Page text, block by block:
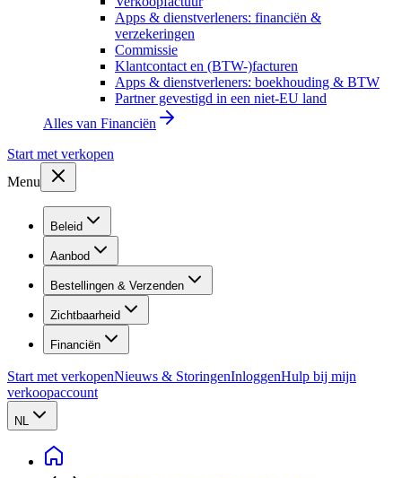
Apps & dienstverleners: financiën &
verzekeringen
Commissie
Klantcontact en (BTW-)facturen
Apps & dienstverleners: boekhouding & BTW
Partner gevestigd in een niet-EU land
Alles van Financiën
Start met verkopen
Menu
Beleid
Aanbod
Bestellingen & Verzenden
Zichtbaarheid
Financiën
Start met verkopenNieuws & StoringenInloggenHulp bij mijn
verkoopaccount
NL